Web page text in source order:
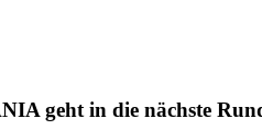
geht in die nächste